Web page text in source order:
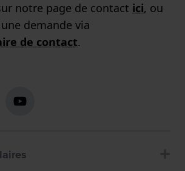
notre page de contact ici, ou
demande via
de contact.